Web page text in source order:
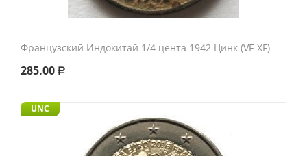
Французский Индокитай 1/4 цента 1942 Цинк (VF-XF)
285.00 Р
UNC